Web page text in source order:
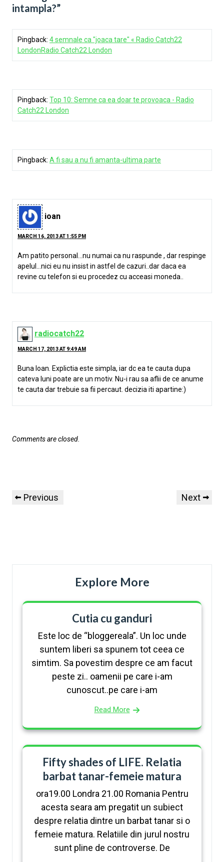
intampla?”
Pingback: 4 semnale ca "joaca tare" « Radio Catch22
LondonRadio Catch22 London
Pingback: Top 10: Semne ca ea doar te provoaca - Radio
Catch22 London
Pingback: A fi sau a nu fi amanta-ultima parte
ioan
MARCH 16, 2013 AT 1:55 PM
Am patito personal…nu numai ca nu raspunde , dar respinge
apelul…nici eu nu insist in astfel de cazuri..dar daca ea
revine cu telefon si eu procedez cu acceasi moneda..
radiocatch22
MARCH 17, 2013 AT 9:49 AM
Buna Ioan. Explictia este simpla, iar dc ea te cauta dupa
cateva luni poate are un motiv. Nu-i rau sa aflii de ce anume
te cauta dar trebuie sa fii percaut. decizia iti apartine:)
Comments are closed.
Previous Next
Explore More
Cutia cu ganduri
Este loc de “bloggereala”. Un loc unde
suntem liberi sa spunem tot ceea ce
simtim. Sa povestim despre ce am facut
peste zi.. oamenii pe care i-am
cunoscut..pe care i-am
Read More
Fifty shades of LIFE. Relatia
barbat tanar-femeie matura
ora19.00 Londra 21.00 Romania Pentru
acesta seara am pregatit un subiect
despre relatia dintre un barbat tanar si o
femeie matura. Relatiile din jurul nostru
sunt pline de controverse. De